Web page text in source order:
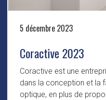
5 décembre 2023
Coractive 2023
Coractive est une
dans la conception et la
optique, en plus de